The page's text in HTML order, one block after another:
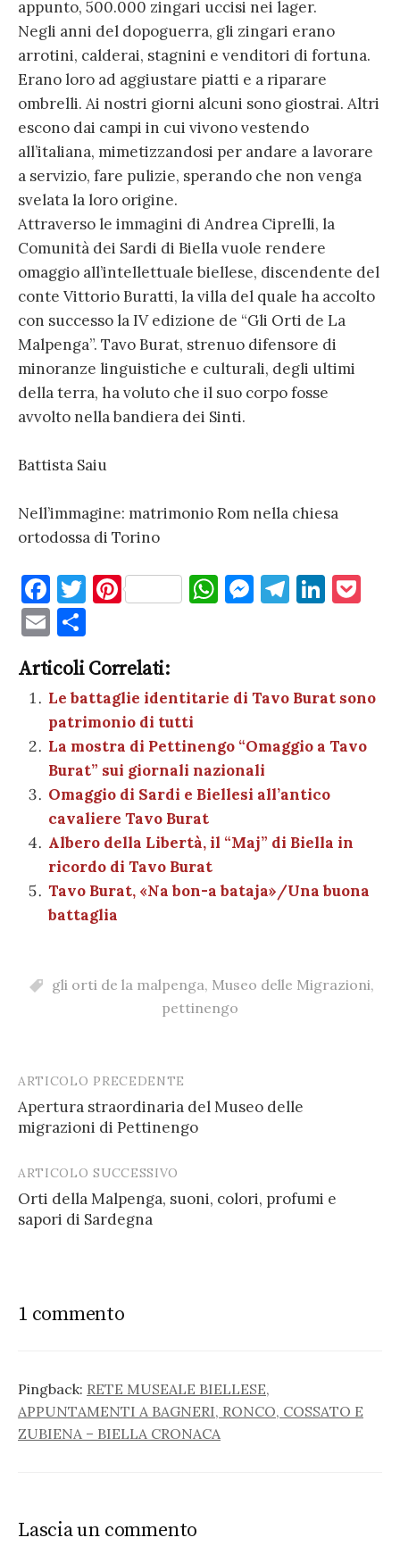
appunto, 500.000 zingari uccisi nei lager.
Negli anni del dopoguerra, gli zingari erano
arrotini, calderai, stagnini e venditori di fortuna.
Erano loro ad aggiustare piatti e a riparare
ombrelli. Ai nostri giorni alcuni sono giostrai. Altri
escono dai campi in cui vivono vestendo
all’italiana, mimetizzandosi per andare a lavorare
a servizio, fare pulizie, sperando che non venga
svelata la loro origine.
Attraverso le immagini di Andrea Ciprelli, la
Comunità dei Sardi di Biella vuole rendere
omaggio all’intellettuale biellese, discendente del
conte Vittorio Buratti, la villa del quale ha accolto
con successo la IV edizione de “Gli Orti de La
Malpenga”. Tavo Burat, strenuo difensore di
minoranze linguistiche e culturali, degli ultimi
della terra, ha voluto che il suo corpo fosse
avvolto nella bandiera dei Sinti.
Battista Saiu
Nell’immagine: matrimonio Rom nella chiesa
ortodossa di Torino
F
a
c
e
b
o
o
k
T
te
r
Pi
es
t
W
A
p
p
M
g
er
T
a
m
Li
dI
n
et
E
m
ai
l
n
di
vi
di
Articoli Correlati:
Le battaglie identitarie di Tavo Burat sono
patrimonio di tutti
La mostra di Pettinengo “Omaggio a Tavo
Burat” sui giornali nazionali
Omaggio di Sardi e Biellesi all’antico
cavaliere Tavo Burat
Albero della Libertà, il “Maj” di Biella in
ricordo di Tavo Burat
Tavo Burat, «Na bon-a bataja»/Una buona
battaglia
gli orti de la malpenga, Museo delle Migrazioni,
pettinengo
Post
navigation
ARTICOLO PRECEDENTE
Apertura straordinaria del Museo delle
migrazioni di Pettinengo
ARTICOLO SUCCESSIVO
Orti della Malpenga, suoni, colori, profumi e
sapori di Sardegna
1 commento
Pingback: RETE MUSEALE BIELLESE,
APPUNTAMENTI A BAGNERI, RONCO, COSSATO E
ZUBIENA – BIELLA CRONACA
Lascia un commento